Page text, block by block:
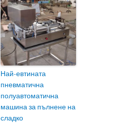
Най-евтината
пневматична
полуавтоматична
машина за пълнене на
сладко